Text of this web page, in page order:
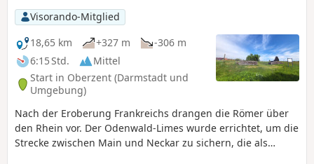
Unterkunfts-, Einkehr- und Verpflegungsmöglichkeiten, die
nicht immer vorhanden sind.
Visorando-Mitglied
18,65 km
+327 m
-306 m
6:15 Std.
Mittel
Start in Oberzent (Darmstadt und
Umgebung)
Nach der Eroberung Frankreichs drangen die Römer über
den Rhein vor. Der Odenwald-Limes wurde errichtet, um die
Strecke zwischen Main und Neckar zu sichern, die als